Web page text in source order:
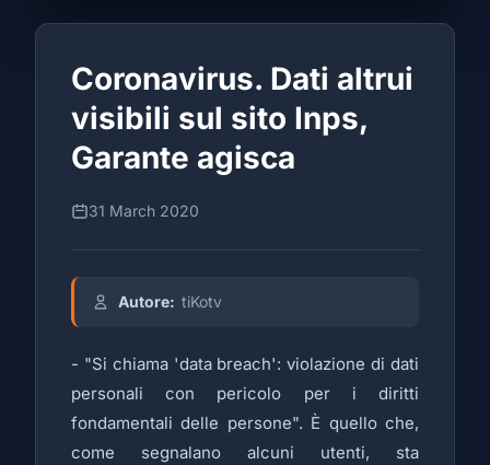
Coronavirus. Dati altrui
visibili sul sito Inps,
Garante agisca
31 March 2020
Autore: tiKotv
- "Si chiama 'data breach': violazione di dati
personali con pericolo per i diritti
fondamentali delle persone". È quello che,
come segnalano alcuni utenti, sta